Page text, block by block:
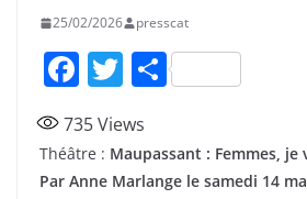
25/02/2026 presscat
F
c
e
T
itt
er
P
ta
g
735Views
Théâtre : Maupassant : Femmes, je
Par Anne Marlange le samedi 14